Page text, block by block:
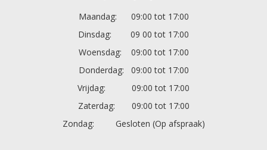
Maandag: 09:00 tot 17:00
Dinsdag: 09 00 tot 17:00
Woensdag: 09:00 tot 17:00
Donderdag: 09:00 tot 17:00
Vrijdag: 09:00 tot 17:00
Zaterdag: 09:00 tot 17:00
Zondag: Gesloten (Op afspraak)